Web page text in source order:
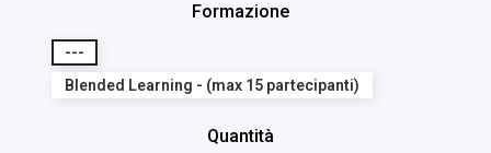
Formazione
---
Blended Learning - (max 15 partecipanti)
Quantità